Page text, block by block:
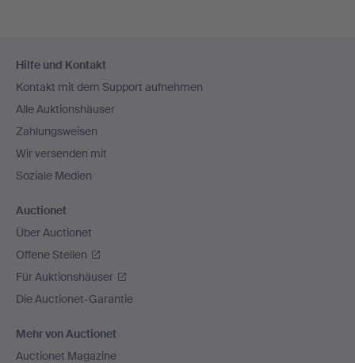
Navigation
Hilfe und Kontakt
Kontakt mit dem Support aufnehmen
Alle Auktionshäuser
Zahlungsweisen
Wir versenden mit
Soziale Medien
Auctionet
Über Auctionet
Offene Stellen
Für Auktionshäuser
Die Auctionet-Garantie
Mehr von Auctionet
Auctionet Magazine